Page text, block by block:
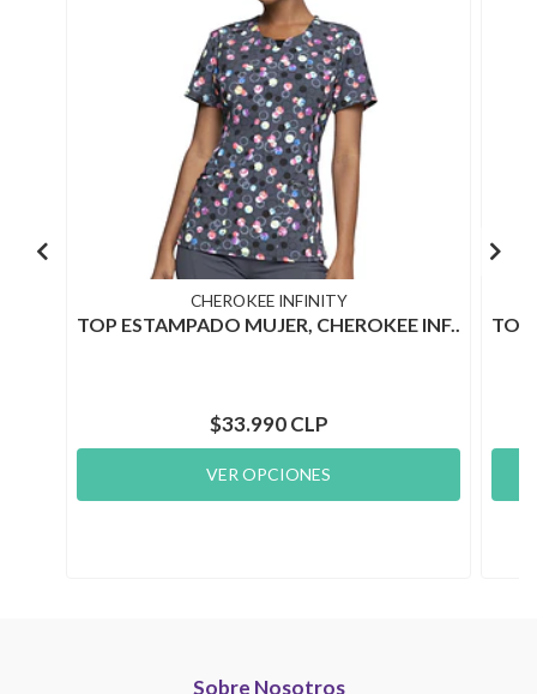
CHEROKEE INFINITY
TOP ESTAMPADO MUJER, CHEROKEE INF..
$33.990 CLP
VER OPCIONES
TOP
Sobre Nosotros